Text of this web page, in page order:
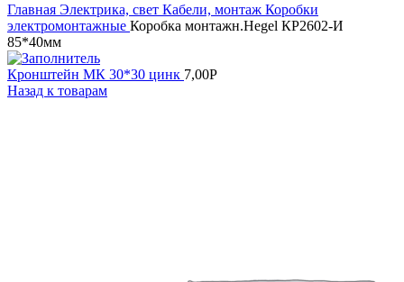
Главная Электрика, свет Кабели, монтаж Коробки
электромонтажные Коробка монтажн.Неgel КР2602-И
85*40мм
Кронштейн МК 30*30 цинк 7,00Р
Назад к товарам